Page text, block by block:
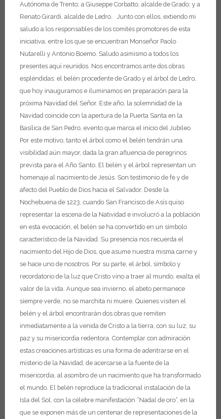
Autónoma de Trento; a Giuseppe Corbatto, alcalde de Grado; y a
Renato Girardi, alcalde de Ledro.
Junto con ellos, extiendo mi
saludo a los responsables de los comités promotores de esta
iniciativa, entre los que se encuentran Monseñor Paolo
Nutarelli y Antonio Boemo. Saludo asimismo a todos los
presentes aquí reunidos. Nos encontramos ante dos obras
espléndidas: el belén procedente de Grado y el árbol de Ledro,
que hoy inauguramos e iluminamos en preparación para la
próxima Navidad del Señor. Este año, la solemnidad de la
Navidad coincide con la apertura de la Puerta Santa en la
Basílica de San Pedro, evento que marca el inicio del Jubileo.
Por este motivo, tanto el árbol como el belén tendrán una
visibilidad aún mayor, dada la gran afluencia de peregrinos
prevista para el Año Santo. El belén y el árbol representan un
homenaje al nacimiento de Jesús. Son testimonio de fe y de
afecto del Pueblo de Dios hacia el Salvador. Desde la
Nochebuena de 1223, cuando San Francisco de Asís quiso
representar la escena de la Natividad e involucró a la población
en esta evocación, el belén se ha convertido en un símbolo
característico de la Navidad. Su presencia nos recuerda el
nacimiento del Hijo de Dios, que asume nuestra misma carne y
se hace uno de nosotros. Por su parte, el árbol, símbolo y
recordatorio de la luz que Cristo vino a traer al mundo, exalta el
valor de la vida. Aunque sea invierno, el abeto permanece
siempre verde, no se marchita ni muere. Quienes visiten el
belén y el árbol encontrarán dos obras que remiten
inmediatamente a la venida de Cristo a la tierra, con su luz, su
paz y su misericordia redentora. Contemplar con admiración
estas creaciones artísticas es una forma de adentrarse en el
misterio de la Navidad, de acercarse a la fuente de la
misericordia, al asombro de un nacimiento que ha transformado
el mundo. El belén reproduce la tradicional instalación de la
Isla del Sol, con la célebre manifestación “Nadal de oro”, en la
que se exponen más de un centenar de representaciones de la